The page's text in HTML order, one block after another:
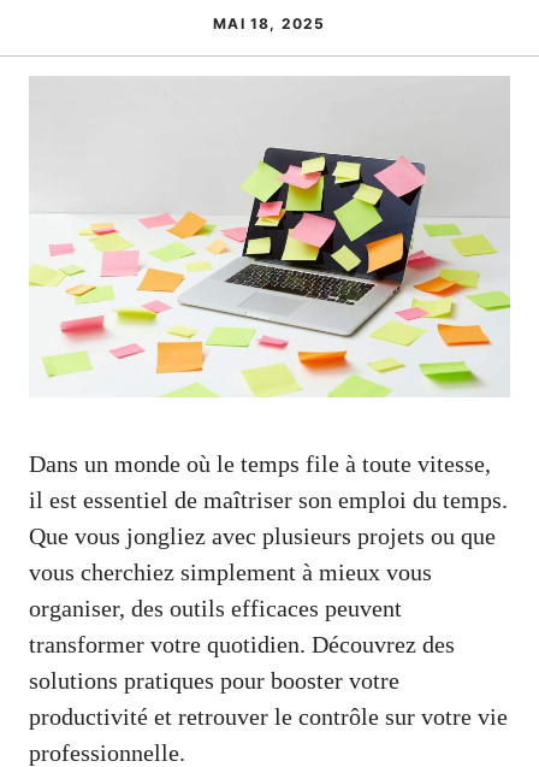
MAI 18, 2025
Dans un monde où le temps file à toute vitesse,
il est essentiel de maîtriser son emploi du temps.
Que vous jongliez avec plusieurs projets ou que
vous cherchiez simplement à mieux vous
organiser, des outils efficaces peuvent
transformer votre quotidien. Découvrez des
solutions pratiques pour booster votre
productivité et retrouver le contrôle sur votre vie
professionnelle.